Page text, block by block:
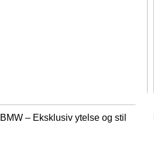
– Eksklusiv ytelse og stil